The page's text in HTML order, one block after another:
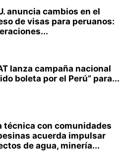
anuncia cambios en el
de visas para peruanos:
lanza campaña nacional
boleta por el Perú” para...
técnica con comunidades
acuerda impulsar
de agua, minería...